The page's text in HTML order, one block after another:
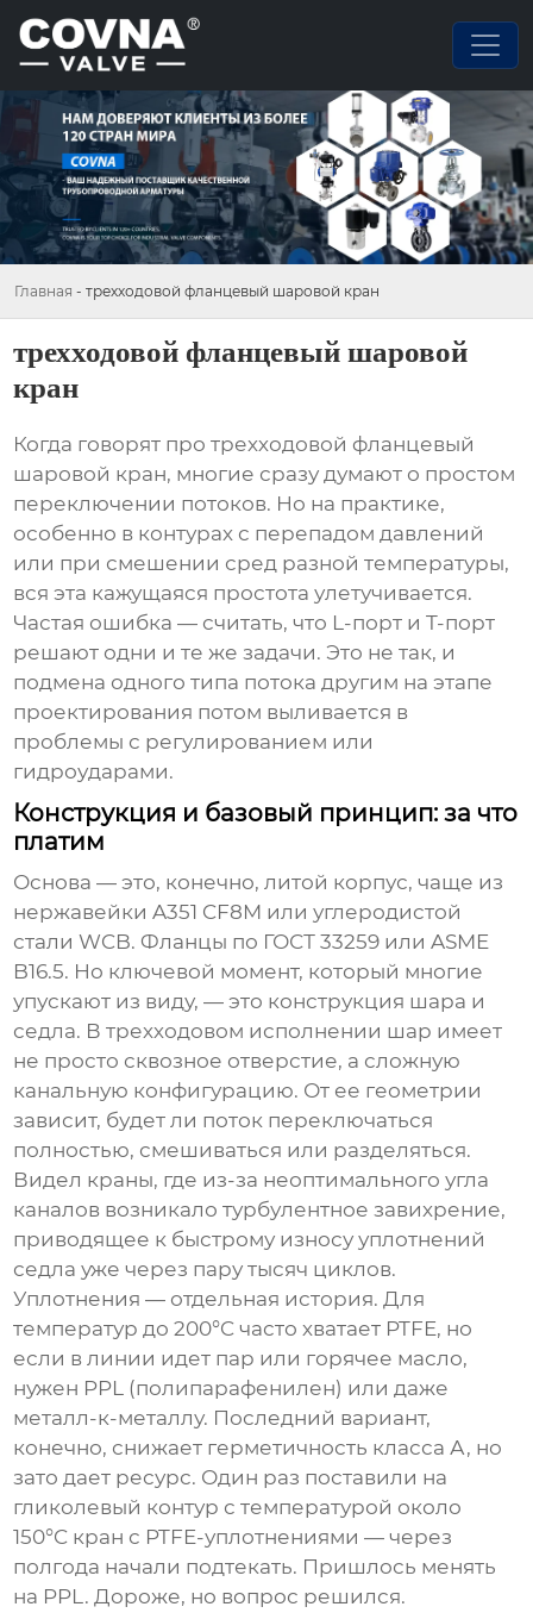
Главная - трехходовой фланцевый шаровой кран
трехходовой фланцевый шаровой
кран
Когда говорят протрехходовой фланцевый
шаровой кран, многие сразу думают о простом
переключении потоков. Но на практике,
особенно в контурах с перепадом давлений
или при смешении сред разной температуры,
вся эта кажущаяся простота улетучивается.
Частая ошибка — считать, что L-порт и T-порт
решают одни и те же задачи. Это не так, и
подмена одного типа потока другим на этапе
проектирования потом выливается в
проблемы с регулированием или
гидроударами.
Конструкция и базовый принцип: за что
платим
Основа — это, конечно, литой корпус, чаще из
нержавейки A351 CF8M или углеродистой
стали WCB. Фланцы по ГОСТ 33259 или ASME
B16.5. Но ключевой момент, который многие
упускают из виду, — это конструкция шара и
седла. В трехходовом исполнении шар имеет
не просто сквозное отверстие, а сложную
канальную конфигурацию. От ее геометрии
зависит, будет ли поток переключаться
полностью, смешиваться или разделяться.
Видел краны, где из-за неоптимального угла
каналов возникало турбулентное завихрение,
приводящее к быстрому износу уплотнений
седла уже через пару тысяч циклов.
Уплотнения — отдельная история. Для
температур до 200°C часто хватает PTFE, но
если в линии идет пар или горячее масло,
нужен PPL (полипарафенилен) или даже
металл-к-металлу. Последний вариант,
конечно, снижает герметичность класса А, но
зато дает ресурс. Один раз поставили на
гликолевый контур с температурой около
150°C кран с PTFE-уплотнениями — через
полгода начали подтекать. Пришлось менять
на PPL. Дороже, но вопрос решился.